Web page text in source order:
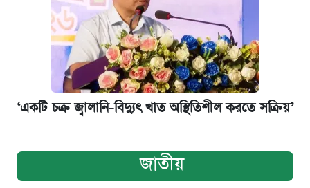
‘একটি চক্র জ্বালানি-বিদ্যুৎ খাত অস্থিতিশীল করতে সক্রিয়’
জাতীয়